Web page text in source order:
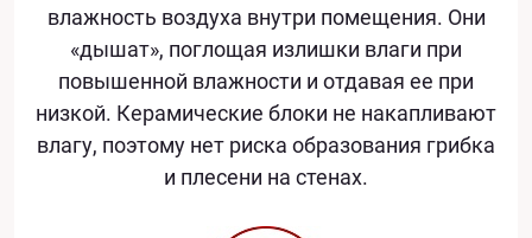
влажность воздуха внутри помещения. Они
«дышат», поглощая излишки влаги при
повышенной влажности и отдавая ее при
низкой. Керамические блоки не накапливают
влагу, поэтому нет риска образования грибка
и плесени на стенах.